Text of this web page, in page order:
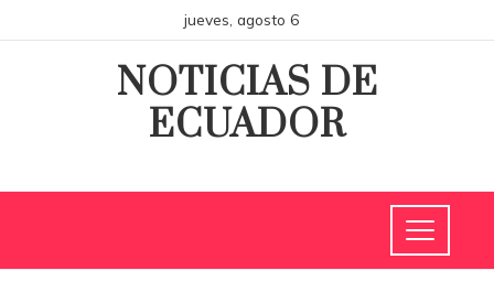
jueves, agosto 6
NOTICIAS DE
ECUADOR